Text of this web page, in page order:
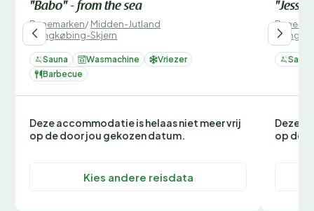
"Babo" - from the sea
Denemarken/Midden-Jutland
/Ringkøbing-Skjern
Sauna Wasmachine
Vriezer
Barbecue
Deze accommodatie is helaas niet meer vrij
op de door jou gekozen datum.
Kies andere reisdata
"Jess"
/
Sauna
Deze
op de